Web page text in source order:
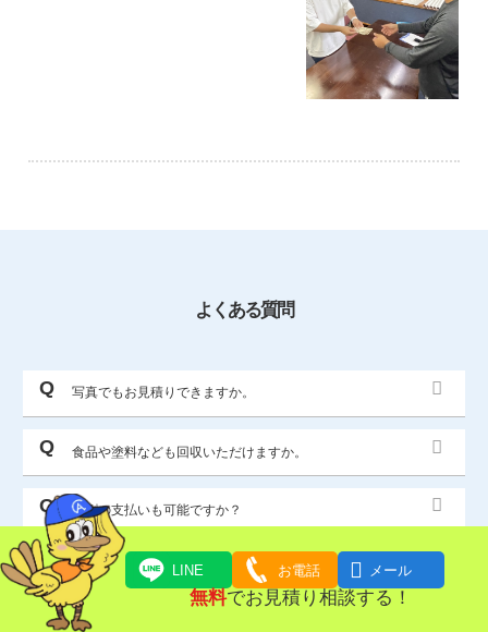
よくある質問
写真でもお見積りできますか。
食品や塗料なども回収いただけますか。
分割の支払いも可能ですか？
もっと見る
LINE お電話  メール
無料でお見積り相談する！